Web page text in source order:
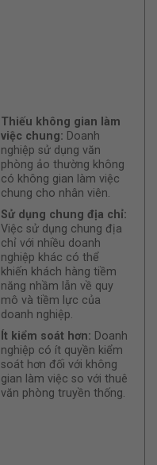
Thiếu không gian làm
việc chung: Doanh
nghiệp sử dụng văn
phòng ảo thường không
có không gian làm việc
chung cho nhân viên.
Sử dụng chung địa chỉ:
Việc sử dụng chung địa
chỉ với nhiều doanh
nghiệp khác có thể
khiến khách hàng tiềm
năng nhầm lẫn về quy
mô và tiềm lực của
doanh nghiệp.
Ít kiểm soát hơn: Doanh
nghiệp có ít quyền kiểm
soát hơn đối với không
gian làm việc so với thuê
văn phòng truyền thống.